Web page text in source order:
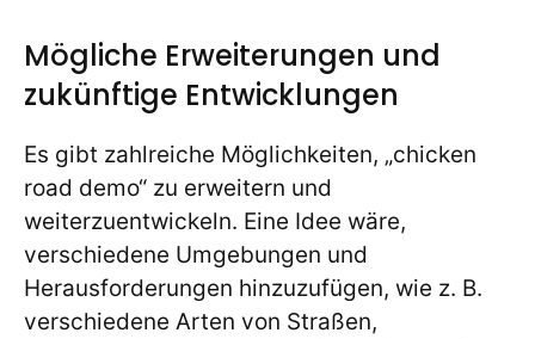
Mögliche Erweiterungen und
zukünftige Entwicklungen
Es gibt zahlreiche Möglichkeiten, „chicken
road demo“ zu erweitern und
weiterzuentwickeln. Eine Idee wäre,
verschiedene Umgebungen und
Herausforderungen hinzuzufügen, wie z. B.
verschiedene Arten von Straßen,